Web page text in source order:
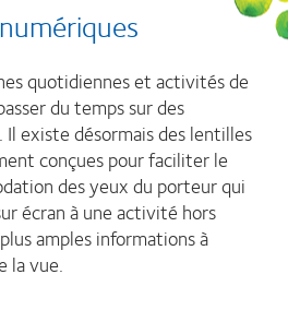
quotidiennes et activités de
du temps sur des
Il existe désormais des lentilles
conçues pour faciliter le
des yeux du porteur qui
écran à une activité hors
amples informations à
la vue.